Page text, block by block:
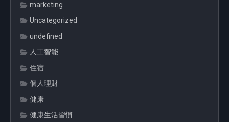
marketing
Uncategorized
undefined
人工智能
住宿
個人理財
健康
健康生活習慣